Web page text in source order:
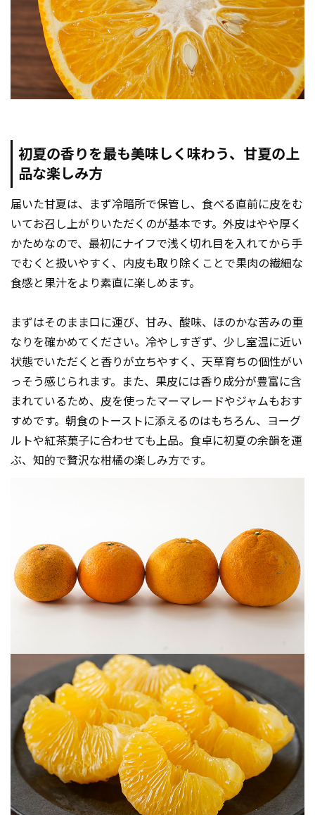
初夏の香りを最も美味しく味わう、甘夏の上
品な楽しみ方
届いた甘夏は、まず冷暗所で保管し、食べる直前に皮をむ
いてお召し上がりいただくのが基本です。外皮はやや厚く
かためなので、最初にナイフで浅く切れ目を入れてから手
でむくと扱いやすく、内皮も取り除くことで果肉の繊細な
食感と果汁をより素直に楽しめます。
まずはそのまま口に運び、甘み、酸味、ほのかな苦みの重
なりを確かめてください。冷やしすぎず、少し室温に近い
状態でいただくと香りが立ちやすく、天草育ちの個性がい
っそう感じられます。また、果皮には香り成分が豊富に含
まれているため、皮を使ったマーマレードやジャムもおす
すめです。朝食のトーストに添えるのはもちろん、ヨーグ
ルトや紅茶菓子に合わせても上品。食卓に初夏の余韻を運
ぶ、知的で贅沢な柑橘の楽しみ方です。